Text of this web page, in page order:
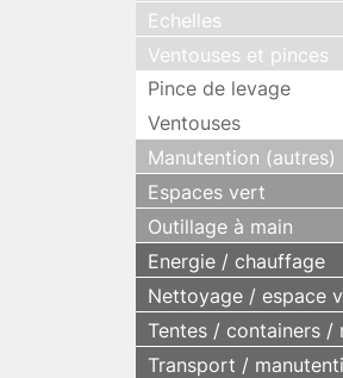
Echelles
Ventouses et pinces
Pince de levage
Ventouses
Manutention (autres)
Espaces vert
Outillage à main
Energie / chauffage
Nettoyage / espace
Tentes / containers /
Transport /